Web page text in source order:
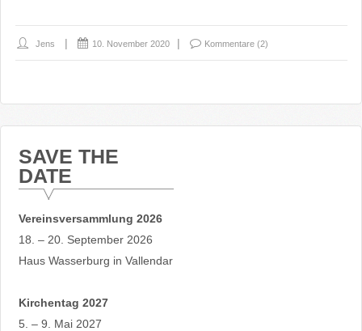
Jens 10. November 2020 Kommentare (2)
SAVE THE
DATE
Vereinsversammlung 2026
18. – 20. September 2026
Haus Wasserburg in Vallendar
Kirchentag 2027
5. – 9. Mai 2027